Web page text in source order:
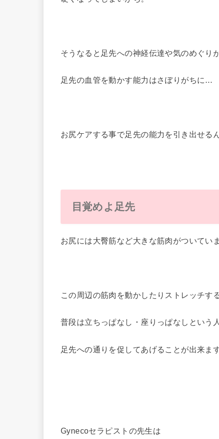
そうなると足先への神経伝達や気のめぐり
足先の血管を動かす能力はさぼりがちに…
お尻ケアする事で足先の能力を引き出せる
目覚めよ足先
お尻には大臀筋など大きな筋肉がついていま
この周辺の筋肉を動かしたりストレッチす
普段は立ちっぱなし・座りっぱなしという
足先への通りを促してあげることが出来ます
Gynecoセラピストの先生は